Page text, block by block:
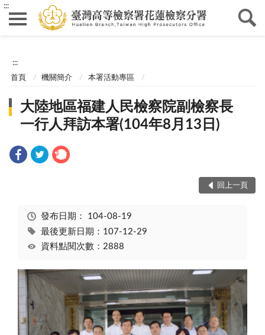
:::
:::
首頁 機關簡介 本署活動專區
大陸地區福建人民檢察院副檢察長
一行人拜訪本署(104年8月13日)
回上一頁
發布日期： 104-08-19
最後更新日期：107-12-29
資料點閱次數：2888